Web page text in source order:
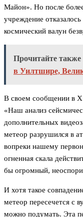
Майон». Но после
учреждение
космический валун
Прочитайте также
в Уилтшире,
В своем сообщении в
«Наш анализ
дополнительных
метеор разрушился в
вопреки нашему
огненная скала
бы огромный,
И хотя такое
метеор пересечется с
можно подумать. Эта